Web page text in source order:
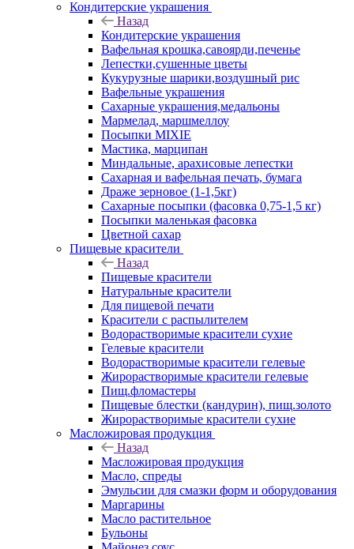
Кондитерские украшения
Назад
Кондитерские украшения
Вафельная крошка,савоярди,печенье
Лепестки,сушенные цветы
Кукурузные шарики,воздушный рис
Вафельные украшения
Сахарные украшения,медальоны
Мармелад, маршмеллоу
Посыпки MIXIE
Мастика, марципан
Миндальные, арахисовые лепестки
Сахарная и вафельная печать, бумага
Драже зерновое (1-1,5кг)
Сахарные посыпки (фасовка 0,75-1,5 кг)
Посыпки маленькая фасовка
Цветной сахар
Пищевые красители
Назад
Пищевые красители
Натуральные красители
Для пищевой печати
Красители с распылителем
Водорастворимые красители сухие
Гелевые красители
Водорастворимые красители гелевые
Жирорастворимые красители гелевые
Пищ.фломастеры
Пищевые блестки (кандурин), пищ.золото
Жирорастворимые красители сухие
Масложировая продукция
Назад
Масложировая продукция
Масло, спреды
Эмульсии для смазки форм и оборудования
Маргарины
Масло растительное
Бульоны